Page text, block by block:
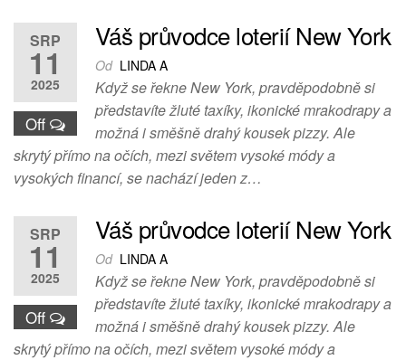
SRP
11
2025
Off
Váš průvodce loterií New York
Od LINDA A
Když se řekne New York, pravděpodobně si
představíte žluté taxíky, ikonické mrakodrapy a
možná i směšně drahý kousek pizzy. Ale
skrytý přímo na očích, mezi světem vysoké módy a
vysokých financí, se nachází jeden z…
SRP
11
2025
Off
Váš průvodce loterií New York
Od LINDA A
Když se řekne New York, pravděpodobně si
představíte žluté taxíky, ikonické mrakodrapy a
možná i směšně drahý kousek pizzy. Ale
skrytý přímo na očích, mezi světem vysoké módy a